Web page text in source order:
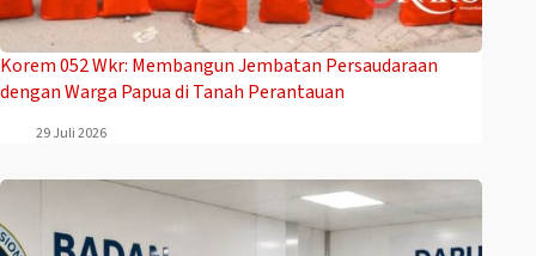
Korem 052 Wkr: Membangun Jembatan Persaudaraan
dengan Warga Papua di Tanah Perantauan
29 Juli 2026